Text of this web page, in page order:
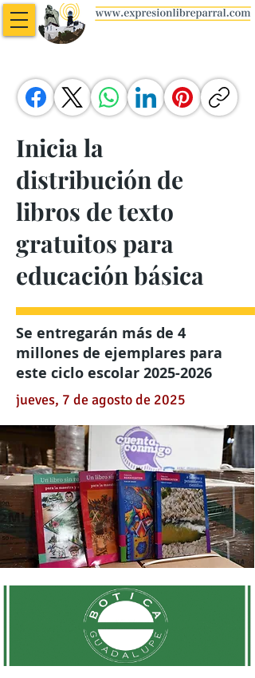
Inicia la
distribución de
libros de texto
gratuitos para
educación básica
Se entregarán más de 4
millones de ejemplares para
este ciclo escolar 2025-2026
jueves, 7 de agosto de 2025